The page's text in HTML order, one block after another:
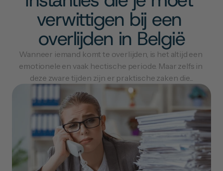
verwittigen bij een
overlijden in België
Wanneer iemand komt te overlijden, is het altijd een
emotionele en vaak hectische periode. Maar zelfs in
deze zware tijden zijn er praktische zaken die...